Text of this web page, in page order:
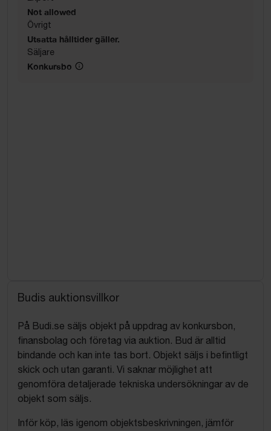
Not allowed
Övrigt
Utsatta hålltider gäller.
Säljare
Konkursbo
Budis auktionsvillkor
På Budi.se säljs objekt på uppdrag av konkursbon,
finansbolag och företag via auktion. Bud är alltid
bindande och kan inte tas bort. Objekt säljs i befintligt
skick och utan garanti. Vi saknar möjlighet att
genomföra detaljerade tekniska undersökningar av de
objekt som säljs.
Inför köp, läs igenom objektsbeskrivningen, jämför